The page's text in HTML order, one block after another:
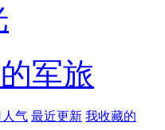
军旅
气 最近更新 我收藏的